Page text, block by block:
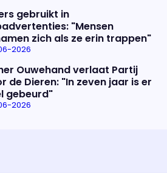
gebruikt in
"Mensen
zich als ze erin trappen"
2026
Ouwehand verlaat Partij
de Dieren: "In zeven jaar is er
gebeurd"
2026